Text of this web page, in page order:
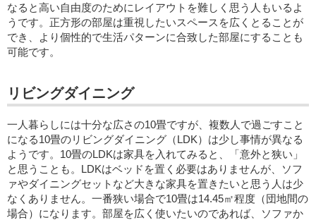
なると高い自由度のためにレイアウトを難しく思う人もいるよ
うです。正方形の部屋は重視したいスペースを広くとることが
でき、より個性的で生活パターンに合致した部屋にすることも
可能です。
リビングダイニング
一人暮らしには十分な広さの10畳ですが、複数人で過ごすこと
になる10畳のリビングダイニング（LDK）は少し事情が異なる
ようです。10畳のLDKは家具を入れてみると、「意外と狭い」
と思うことも。LDKはベッドを置く必要はありませんが、ソフ
ァやダイニングセットなど大きな家具を置きたいと思う人は少
なくありません。一番狭い場合で10畳は14.45㎡程度（団地間の
場合）になります。部屋を広く使いたいのであれば、ソファか